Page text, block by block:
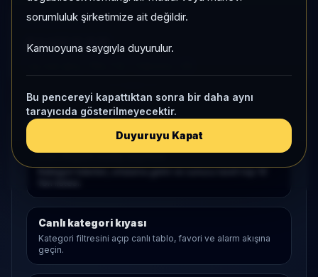
sorumluluk şirketimize ait değildir.
Kamuoyuna saygıyla duyurulur.
Bu pencereyi kapattıktan sonra bir daha aynı
tarayıcıda gösterilmeyecektir.
Duyuruyu Kapat
KAP VE AKIŞ
Aktif KAP
Araştırma Akışı
Fon Sepetiaçılış sayfası
Canlı kategori kıyası
Kategori filtresini açıp canlı tablo, favori ve alarm akışına
geçin.